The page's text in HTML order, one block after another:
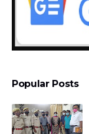
Popular Posts